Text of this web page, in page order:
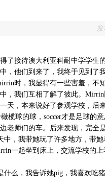
了接待澳大利亚科耐中学学生
，他们到来了，我终于见到了
时，我显得有一些害羞，不
，我们互相了解了彼此。
天，本来说好了参观学校，后
榄球的球，soccer才是足球
老师们的车。后来发现，完全
中，我带她玩了许多地方，带
一起坐到床上，交流学校的
什么，我告诉她pig，我喜欢吃